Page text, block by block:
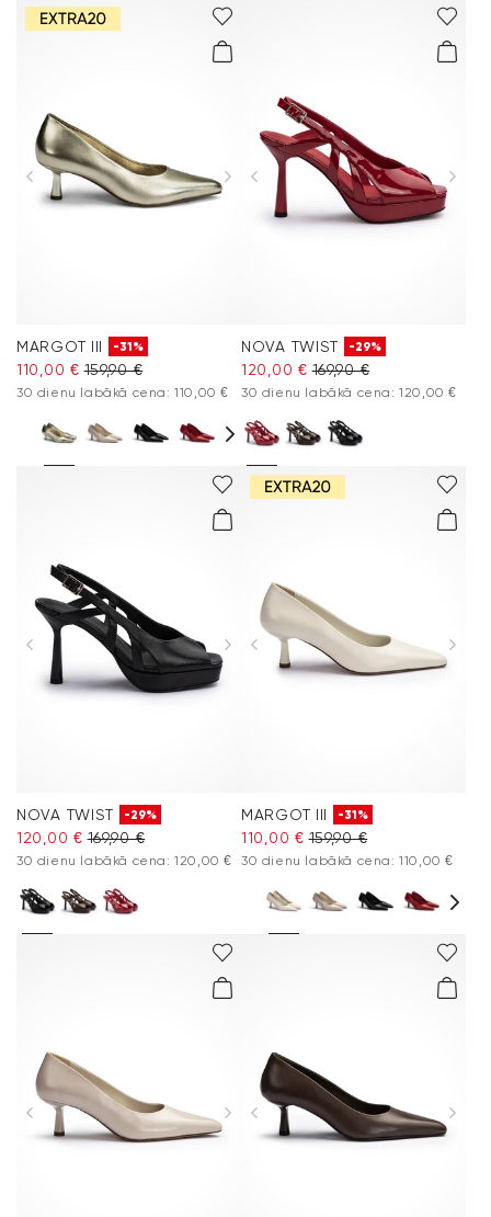
MARGOT III -31%
110,00 € 159,90 €
30 dienu labākā cena: 110,00 €
NOVA TWIST -29%
120,00 € 169,90 €
30 dienu labākā cena: 120,00 €
NOVA TWIST -29%
120,00 € 169,90 €
30 dienu labākā cena: 120,00 €
MARGOT III -31%
110,00 € 159,90 €
30 dienu labākā cena: 110,00 €